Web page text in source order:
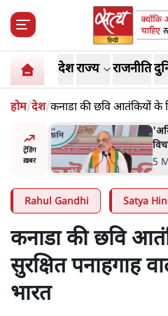
देशराज्य राजनीति
होम/देश/कनाडा की छवि आतंकियों के
रही है: भारत
ट्रेंडिंग
ख़बर
आने पर
Rahul Gandhi Satya
कनाडा की छवि
सुरक्षित पनाहगाह
भारत